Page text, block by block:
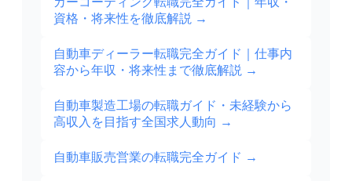
資格・将来性を徹底解説 →
自動車ディーラー転職完全ガイド｜仕事内
容から年収・将来性まで徹底解説 →
自動車製造工場の転職ガイド・未経験から
高収入を目指す全国求人動向 →
自動車販売営業の転職完全ガイド →